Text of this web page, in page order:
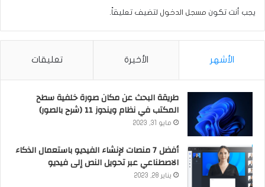
يجب أنت تكون مسجل الدخول لتضيف تعليقاً.
الأشهر الأخيرة تعليقات
طريقة البحث عن مكان صورة خلفية سطح
المكتب في نظام ويندوز 11 (شرح بالصور)
مايو 31, 2023
أفضل 7 منصات لإنشاء الفيديو باستعمال الذكاء
الاصطناعي عبر تحويل النص إلى فيديو
يناير 28, 2023